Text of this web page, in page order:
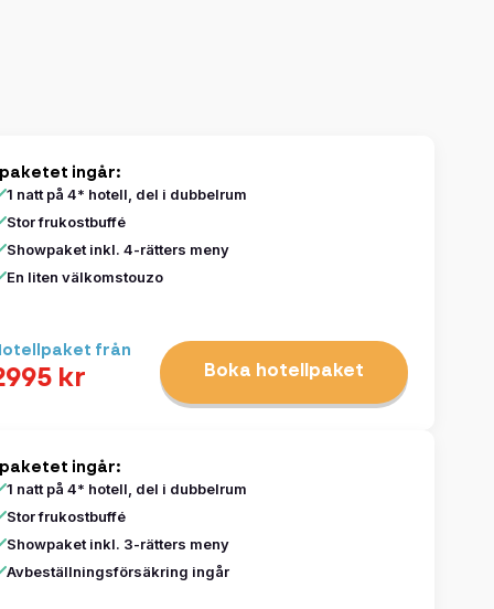
ingår:
1 natt på 4* hotell, del i dubbelrum
Stor frukostbuffé
Showpaket inkl. 4-rätters meny
En liten välkomstouzo
från
kr Boka hotellpaket
ingår:
1 natt på 4* hotell, del i dubbelrum
Stor frukostbuffé
Showpaket inkl. 3-rätters meny
Avbeställningsförsäkring ingår